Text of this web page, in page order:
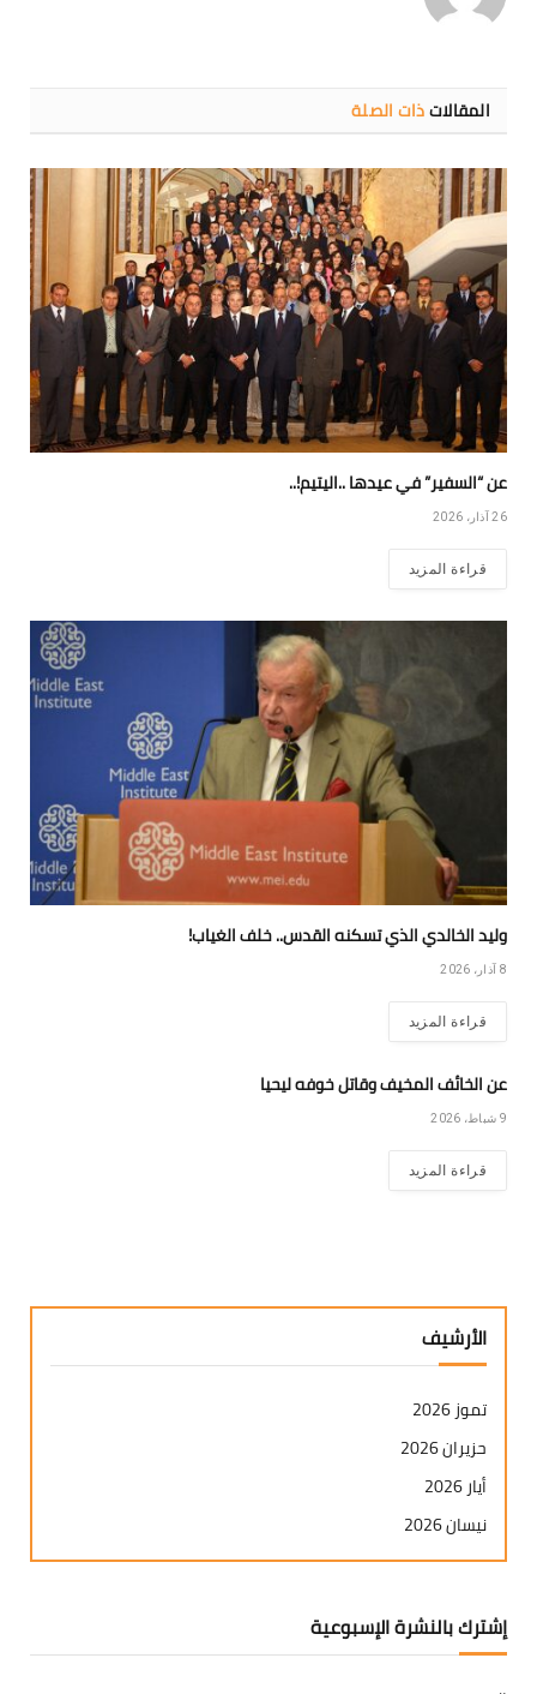
المقالاتذات الصلة
عن “السفير” في عيدها ..اليتيم!..
26 آذار، 2026
قراءة المزيد
وليد الخالدي الذي تسكنه القدس.. خلف الغياب!
8 آذار، 2026
قراءة المزيد
عن الخائف المخيف وقاتل خوفه ليحيا
9 شباط، 2026
قراءة المزيد
الأرشيف
تموز 2026
حزيران 2026
أيار 2026
نيسان 2026
آذار 2026
كانون ثاني 2026
إشترك بالنشرة الإسبوعية